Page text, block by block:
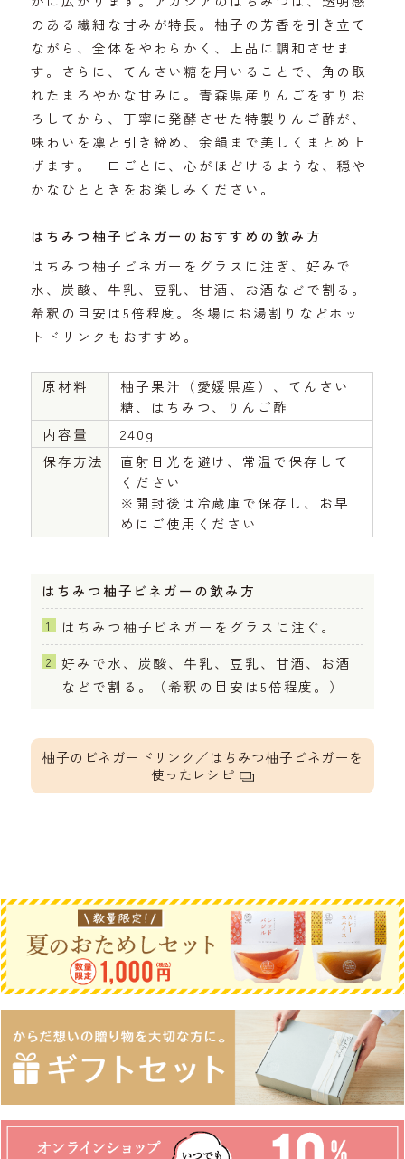
のある繊細な甘みが特長。柚子の芳香を引き立て
ながら、全体をやわらかく、上品に調和させま
す。さらに、てんさい糖を用いることで、角の取
れたまろやかな甘みに。青森県産りんごをすりお
ろしてから、丁寧に発酵させた特製りんご酢が、
味わいを凛と引き締め、余韻まで美しくまとめ上
げます。一口ごとに、心がほどけるような、穏や
かなひとときをお楽しみください。
はちみつ柚子ビネガーのおすすめの飲み方
はちみつ柚子ビネガーをグラスに注ぎ、好みで
水、炭酸、牛乳、豆乳、甘酒、お酒などで割る。
希釈の目安は5倍程度。冬場はお湯割りなどホッ
トドリンクもおすすめ。
原材料
柚子果汁（愛媛県産）、てんさい
糖、はちみつ、りんご酢
内容量
240g
保存方法
直射日光を避け、常温で保存して
ください
※開封後は冷蔵庫で保存し、お早
めにご使用ください
はちみつ柚子ビネガーの飲み方
はちみつ柚子ビネガーをグラスに注ぐ。
好みで水、炭酸、牛乳、豆乳、甘酒、お酒
などで割る。（希釈の目安は5倍程度。）
柚子のビネガードリンク／はちみつ柚子ビネガーを
使ったレシピ